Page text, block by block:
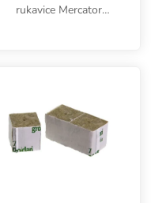
rukavice Mercator
osobné ochranné
prostriedky...